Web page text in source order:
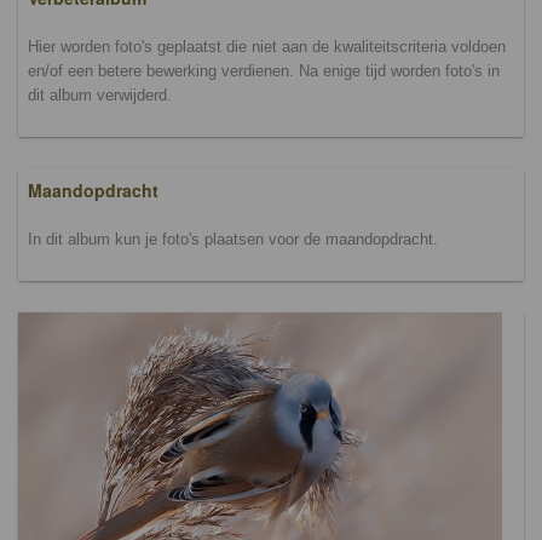
Hier worden foto's geplaatst die niet aan de kwaliteitscriteria voldoen
en/of een betere bewerking verdienen. Na enige tijd worden foto's in
dit album verwijderd.
Maandopdracht
In dit album kun je foto's plaatsen voor de maandopdracht.